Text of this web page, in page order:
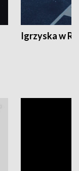
Igrzyska w